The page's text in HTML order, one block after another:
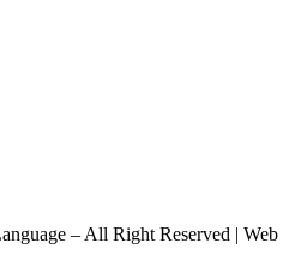
– All Right Reserved | Web